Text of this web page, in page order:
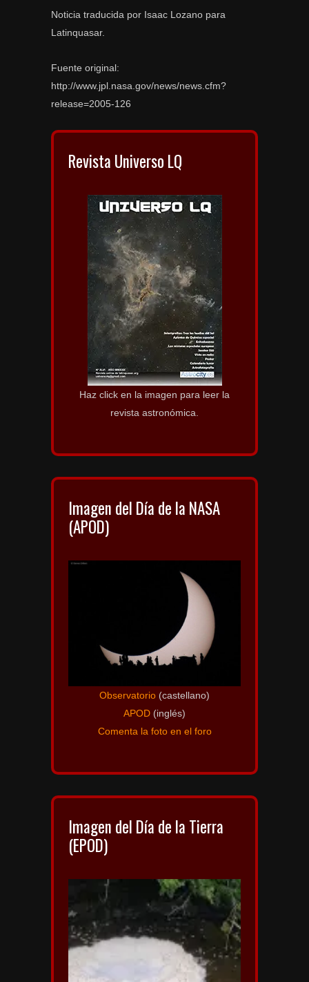
Noticia traducida por Isaac Lozano para
Latinquasar.
Fuente original:
http://www.jpl.nasa.gov/news/news.cfm?
release=2005-126
Revista Universo LQ
Haz click en la imagen para leer la
revista astronómica.
Imagen del Día de la NASA
(APOD)
Observatorio (castellano)
APOD (inglés)
Comenta la foto en el foro
Imagen del Día de la Tierra
(EPOD)